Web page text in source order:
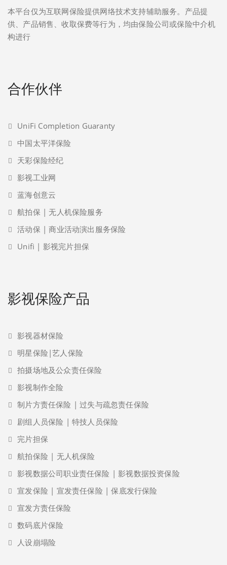
本平台仅为互联网保险提供网络技术支持辅助服务。产品提
供、产品销售、收取保费等行为，均由保险公司或保险中介机
构进行
合作伙伴
UniFi Completion Guaranty
中国太平洋保险
天彩保险经纪
影视工业网
蓝海创意云
航拍保 | 无人机保险服务
活动保 | 商业活动演出服务保险
Unifi | 影视完片担保
影视保险产品
影视器材保险
明星保险|艺人保险
拍摄场地及公众责任保险
影视制作全险
制片方责任保险 | 过失与疏忽责任保险
剧组人员保险 | 特技人员保险
完片担保
航拍保险 | 无人机保险
影视数据公司职业责任保险 | 影视数据投资保险
宣发保险 | 宣发责任保险 | 保底发行保险
宣发方责任保险
数码底片保险
人设崩塌险